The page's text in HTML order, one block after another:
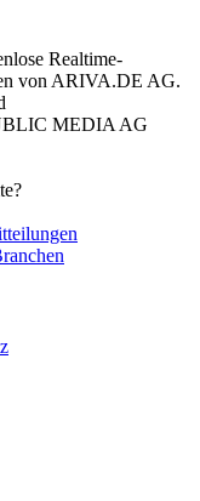
Realtime-
von ARIVA.DE AG.
MEDIA AG